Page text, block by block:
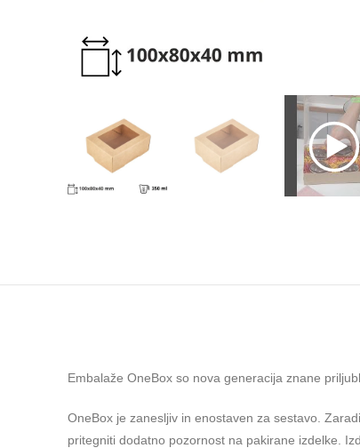
Embalaže OneBox so nova generacija znane
OneBox je zanesljiv in enostaven za sestavo.
pritegniti dodatno pozornost na pakirane izdelke.